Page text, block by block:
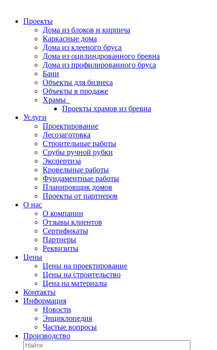
Проекты
Дома из блоков и кирпича
Каркасные дома
Дома из клееного бруса
Дома из оцилиндрованного бревна
Дома из профилированного бруса
Бани
Объекты для бизнеса
Объекты в продаже
Храмы
Проекты храмов из бревна
Услуги
Проектирование
Лесозаготовка
Строительные работы
Срубы ручной рубки
Экспертиза
Кровельные работы
Фундаментные работы
Планировщик домов
Проекты от партнеров
О нас
О компании
Отзывы клиентов
Сертификаты
Партнеры
Реквизиты
Цены
Цены на проектирование
Цены на строительство
Цена на материалы
Контакты
Информация
Новости
Энциклопедия
Частые вопросы
Производство